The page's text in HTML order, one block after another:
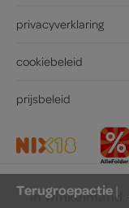
in winkelmand
privacyverklaring
cookiebeleid
prijsbeleid
Terugroepactie|